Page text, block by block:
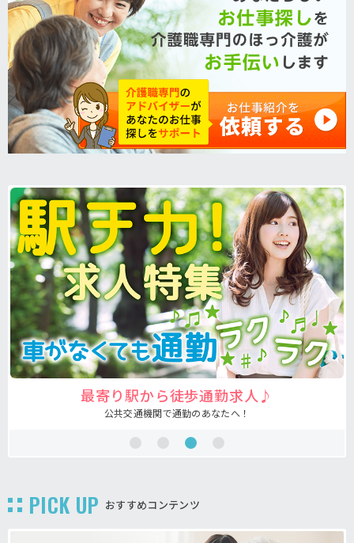
最寄り駅から徒歩通勤求人♪
公共交通機関で通勤のあなたへ！
PICK UP おすすめコンテンツ